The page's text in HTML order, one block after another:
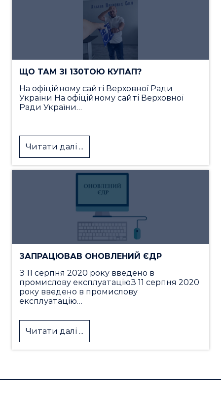
ЩО ТАМ ЗІ 130ТОЮ КУПАП?
На офіційному сайті Верховної Ради
України На офіційному сайті Верховної
Ради України…
Читати далі ...
ЗАПРАЦЮВАВ ОНОВЛЕНИЙ ЄДР
З 11 серпня 2020 року введено в
промислову експлуатаціюЗ 11 серпня 2020
року введено в промислову
експлуатацію…
Читати далі ...